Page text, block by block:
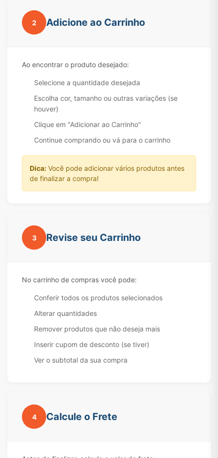
2 Adicione ao Carrinho
Ao encontrar o produto desejado:
Selecione a quantidade desejada
Escolha cor, tamanho ou outras variações (se
houver)
Clique em "Adicionar ao Carrinho"
Continue comprando ou vá para o carrinho
Dica: Você pode adicionar vários produtos antes
de finalizar a compra!
3 Revise seu Carrinho
No carrinho de compras você pode:
Conferir todos os produtos selecionados
Alterar quantidades
Remover produtos que não deseja mais
Inserir cupom de desconto (se tiver)
Ver o subtotal da sua compra
4 Calcule o Frete